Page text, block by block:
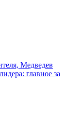
Медведев
главное за